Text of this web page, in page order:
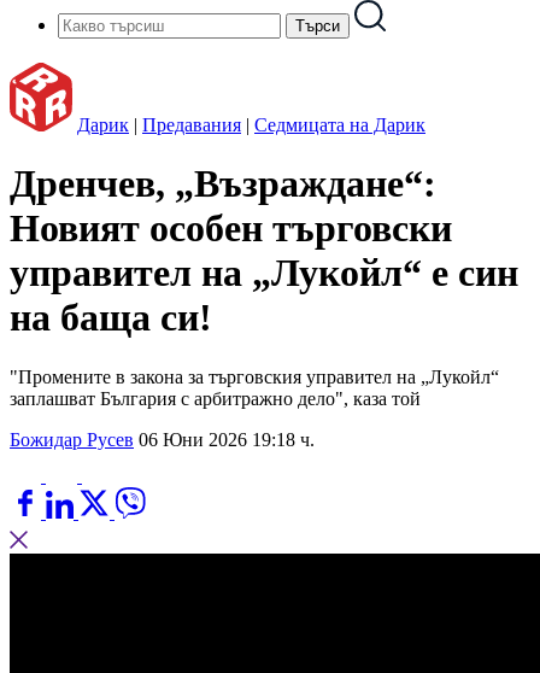
Дарик | Предавания | Седмицата на Дарик
Дренчев, „Възраждане“:
Новият особен търговски
управител на „Лукойл“ е син
на баща си!
"Промените в закона за търговския управител на „Лукойл“
заплашват България с арбитражно дело", каза той
Божидар Русев 06 Юни 2026 19:18 ч.